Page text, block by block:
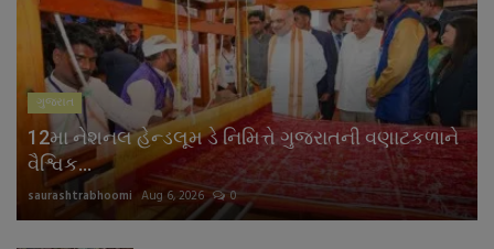
ગુજરાત
12મા નેશનલ હેન્ડલૂમ ડે નિમિત્તે ગુજરાતની વણાટકળાને
વૈશ્વિક...
saurashtrabhoomi Aug 6, 2026 0